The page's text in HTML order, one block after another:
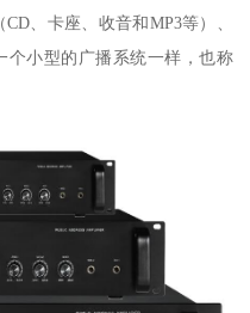
、卡座、收音和MP3等）、
个小型的广播系统一样，也称